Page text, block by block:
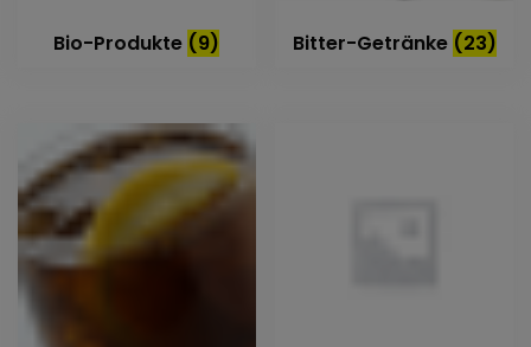
Bio-Produkte (9) Bitter-Getränke (23)